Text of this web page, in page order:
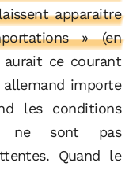
apparaitre
» (en
aurait ce courant
importe
les conditions
ne sont pas
Quand le